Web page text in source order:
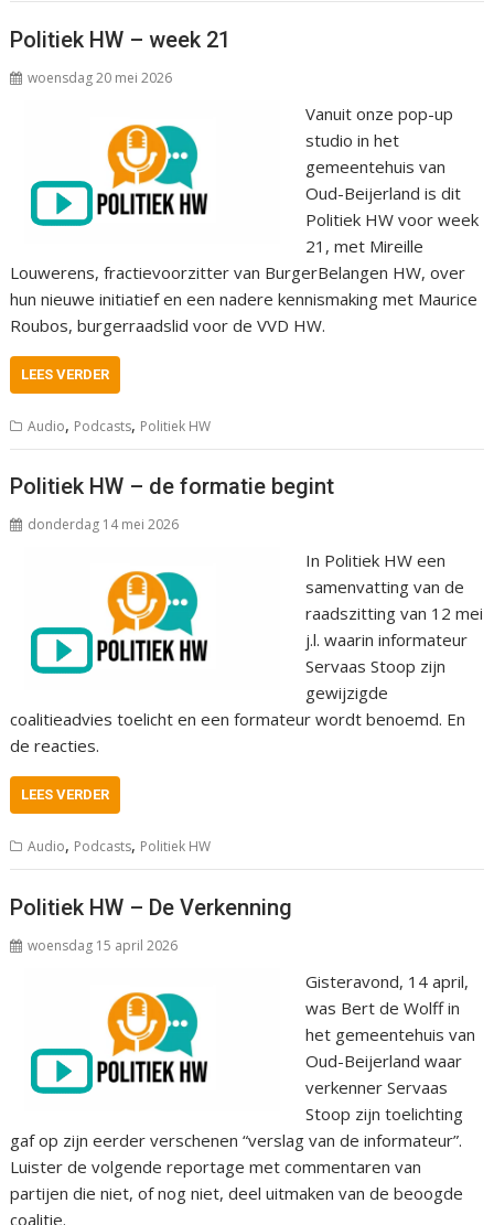
Politiek HW – week 21
woensdag 20 mei 2026
Vanuit onze pop-up
studio in het
gemeentehuis van
Oud-Beijerland is dit
Politiek HW voor week
21, met Mireille
Louwerens, fractievoorzitter van BurgerBelangen HW, over
hun nieuwe initiatief en een nadere kennismaking met Maurice
Roubos, burgerraadslid voor de VVD HW.
LEES VERDER
Audio, Podcasts, Politiek HW
Politiek HW – de formatie begint
donderdag 14 mei 2026
In Politiek HW een
samenvatting van de
raadszitting van 12 mei
j.l. waarin informateur
Servaas Stoop zijn
gewijzigde
coalitieadvies toelicht en een formateur wordt benoemd. En
de reacties.
LEES VERDER
Audio, Podcasts, Politiek HW
Politiek HW – De Verkenning
woensdag 15 april 2026
Gisteravond, 14 april,
was Bert de Wolff in
het gemeentehuis van
Oud-Beijerland waar
verkenner Servaas
Stoop zijn toelichting
gaf op zijn eerder verschenen “verslag van de informateur”.
Luister de volgende reportage met commentaren van
partijen die niet, of nog niet, deel uitmaken van de beoogde
coalitie.